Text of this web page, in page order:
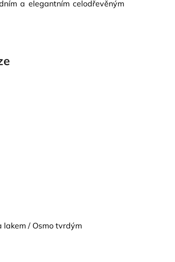
a elegantním celodřevěným
/ Osmo tvrdým